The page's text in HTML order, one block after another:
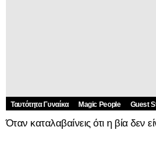
Ταυτότητα Γυναίκα Magic People Guest
Όταν καταλαβαίνεις ότι η βία δεν